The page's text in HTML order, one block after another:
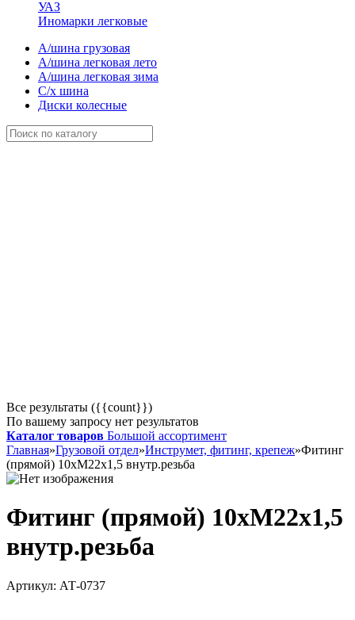
УАЗ
Иномарки легковые
А/шина грузовая
А/шина легковая лето
А/шина легковая зима
С/х шина
Диски колесные
Все результаты ({{count}})
По вашему запросу нет результатов
Каталог товаров Большой ассортимент
Главная»Грузовой отдел»Инструмет, фитинг, крепеж»Фитинг
(прямой) 10хМ22х1,5 внутр.резьба
Фитинг (прямой) 10хМ22х1,5
внутр.резьба
Артикул: АТ-0737